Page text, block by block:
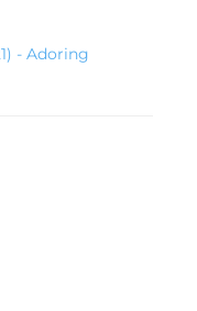
- Adoring